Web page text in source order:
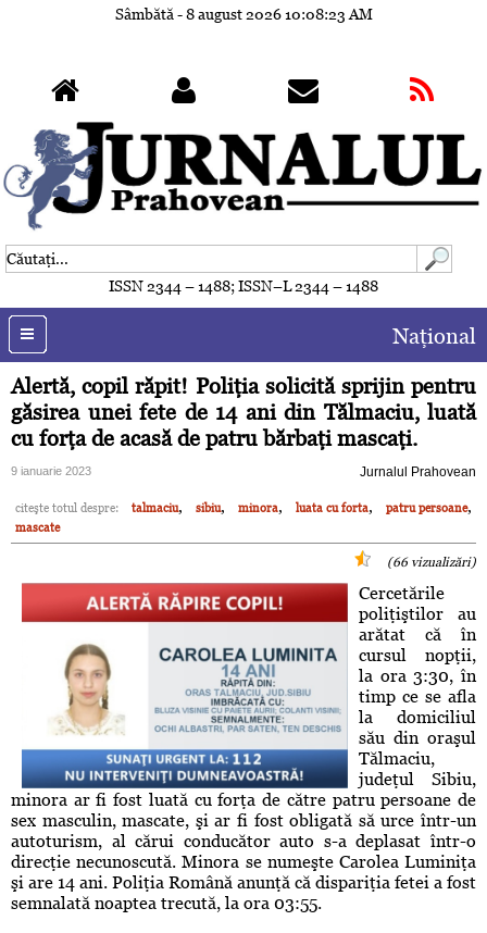
Sâmbătă - 8 august 202610:08:26 AM
ISSN 2344 – 1488; ISSN–L 2344 – 1488
Naţional
Alertă, copil răpit! Poliţia solicită sprijin pentru
găsirea unei fete de 14 ani din Tălmaciu, luată
cu forţa de acasă de patru bărbaţi mascaţi.
9 ianuarie 2023 Jurnalul Prahovean
citeşte totul despre: talmaciu, sibiu, minora, luata cu forta, patru persoane,
mascate
(66 vizualizări)
Cercetările
poliţiştilor au
arătat că în
cursul nopţii,
la ora 3:30, în
timp ce se afla
la domiciliul
său din oraşul
Tălmaciu,
judeţul Sibiu,
minora ar fi fost luată cu forţa de către patru persoane de
sex masculin, mascate, şi ar fi fost obligată să urce într-un
autoturism, al cărui conducător auto s-a deplasat într-o
direcţie necunoscută. Minora se numeşte Carolea Luminiţa
şi are 14 ani. Poliţia Română anunţă că dispariţia fetei a fost
semnalată noaptea trecută, la ora 03:55.